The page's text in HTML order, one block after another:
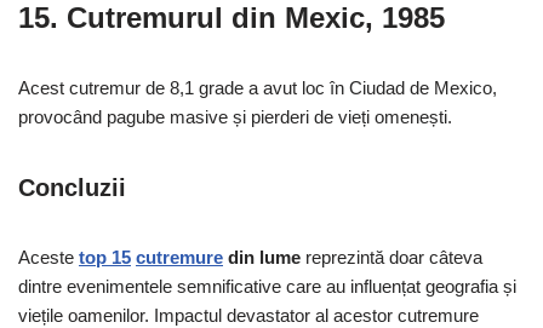
15. Cutremurul din Mexic, 1985
Acest cutremur de 8,1 grade a avut loc în Ciudad de Mexico,
provocând pagube masive și pierderi de vieți omenești.
Concluzii
Aceste top 15 cutremure din lume reprezintă doar câteva
dintre evenimentele semnificative care au influențat geografia și
viețile oamenilor. Impactul devastator al acestor cutremure